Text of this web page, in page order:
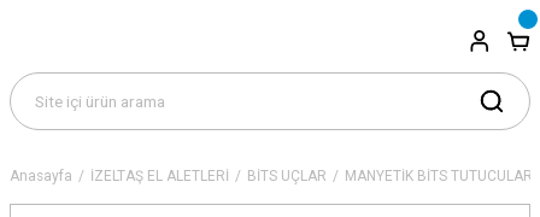
Anasayfa İZELTAŞ EL ALETLERİ BİTS UÇLAR MANYETİK BİTS TUTUCULAR